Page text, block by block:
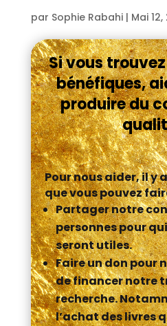
par Sophie Rabahi| Mai
Si vous
bénéfiques,
produire du
Pour nous aider, il y
que vous pouvez
Partager notre
personnes pour
seront utiles.
Faire un don pour
de financer notre
recherche.
l’achat des livres